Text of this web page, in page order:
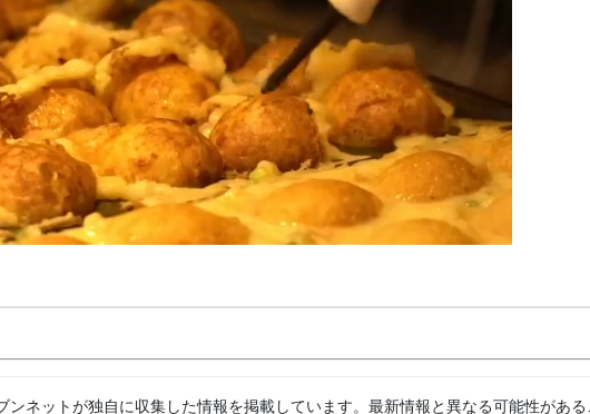
ネットが独自に収集した情報を掲載しています。最新情報と異なる可能性があ